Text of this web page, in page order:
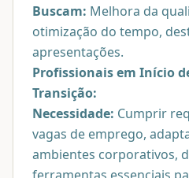
Buscam: Melhora da
otimização do tempo,
apresentações.
Profissionais em Início
Transição:
Necessidade: Cumprir
vagas de emprego,
ambientes corporativos,